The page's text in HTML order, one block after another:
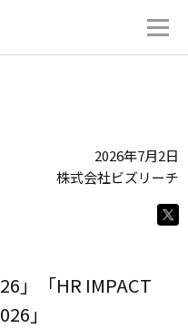
2026年7月2日
株式会社ビズリーチ
」「HR IMPACT
」